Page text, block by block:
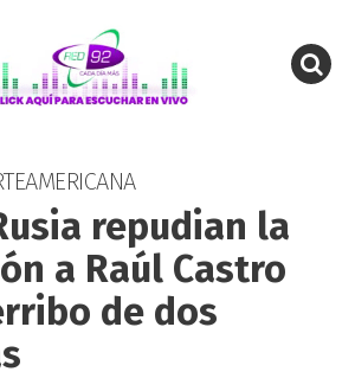
repudian la
a Raúl Castro
de dos